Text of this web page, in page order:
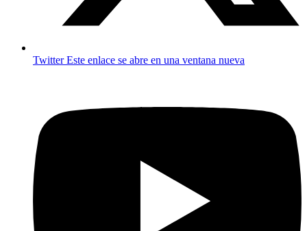
TwitterEste enlace se abre en una ventana nueva